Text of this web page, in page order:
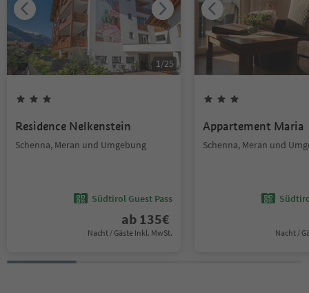
1/25
Residence Nelkenstein
Schenna, Meran und Umgebung
Südtirol Guest Pass
ab 135€
Nacht / Gäste Inkl. MwSt.
Appartement Maria
Schenna, Meran und
Nacht /